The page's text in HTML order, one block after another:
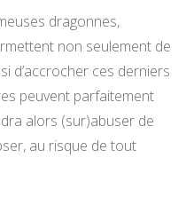
dragonnes,
non seulement de
d’accrocher ces derniers
peuvent parfaitement
alors (sur)abuser de
au risque de tout